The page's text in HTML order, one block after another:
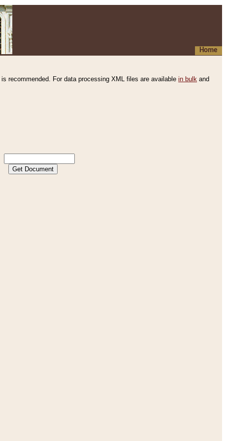
Home
is recommended. For data processing XML files are available in bulk and